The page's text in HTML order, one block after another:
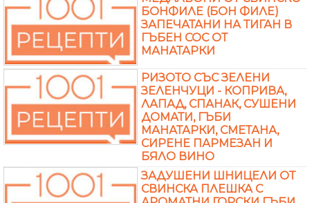
БОНФИЛЕ (БОН ФИЛЕ)
ЗАПЕЧАТАНИ НА ТИГАН В
ГЪБЕН СОС ОТ
МАНАТАРКИ
РИЗОТО СЪС ЗЕЛЕНИ
ЗЕЛЕНЧУЦИ - КОПРИВА,
ЛАПАД, СПАНАК, СУШЕНИ
ДОМАТИ, ГЪБИ
МАНАТАРКИ, СМЕТАНА,
СИРЕНЕ ПАРМЕЗАН И
БЯЛО ВИНО
ЗАДУШЕНИ ШНИЦЕЛИ ОТ
СВИНСКА ПЛЕШКА С